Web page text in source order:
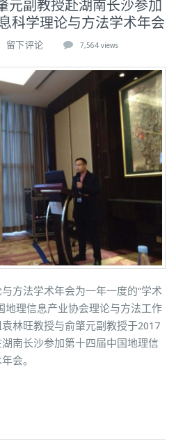
元副教授赴湖南长沙参加
科学理论与方法学术年会
留下评论 7,564 views
方法学术年会为一年一度的“学术
地理信息产业协会理论与方法工作
林旺教授与俞肇元副教授于2017
南长沙参加第十四届中国地理信
会。